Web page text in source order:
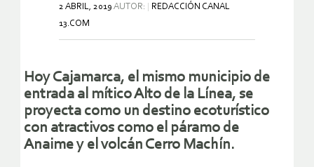
2 ABRIL, 2019 AUTOR:
REDACCIÓN CANAL
13.COM
Hoy Cajamarca, el mismo municipio de
entrada al mítico Alto de la Línea, se
proyecta como un destino ecoturístico
con atractivos como el páramo de
Anaime y el volcán Cerro Machín.